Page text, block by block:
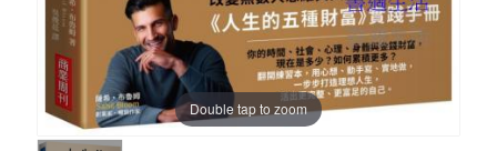
Double tap to zoom